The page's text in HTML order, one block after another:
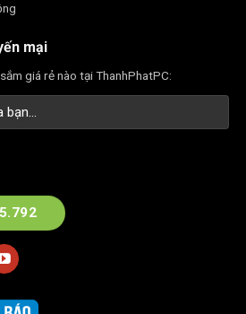
mại
giá rẻ nào tại ThanhPhatPC: